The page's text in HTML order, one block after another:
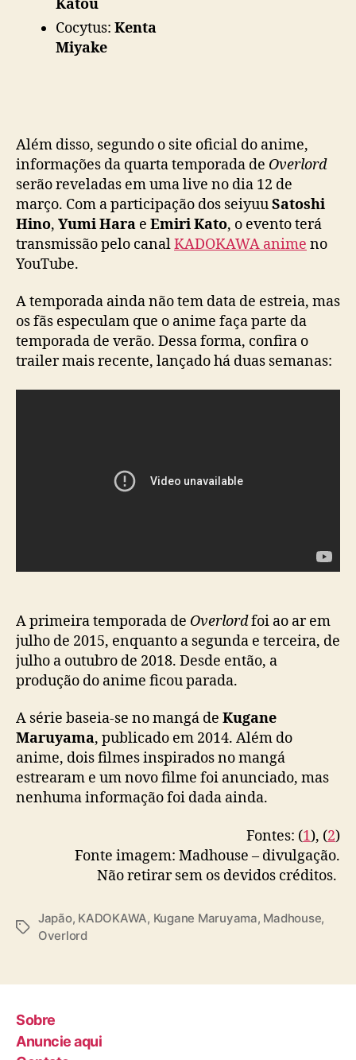
Katou
Cocytus: Kenta
Miyake
Além disso, segundo o site oficial do anime,
informações da quarta temporada de Overlord
serão reveladas em uma live no dia 12 de
março. Com a participação dos seiyuuSatoshi
Hino, Yumi Hara e Emiri Kato, o evento terá
transmissão pelo canalKADOKAWA anime no
YouTube.
A temporada ainda não tem data de estreia, mas
os fãs especulam que o anime faça parte da
temporada de verão. Dessa forma, confira o
trailer mais recente, lançado há duas semanas:
A primeira temporada de Overlordfoi ao ar em
julho de 2015, enquanto a segunda e terceira, de
julho a outubro de 2018. Desde então, a
produção do anime ficou parada.
A série baseia-se no mangá de Kugane
Maruyama, publicado em 2014. Além do
anime, dois filmes inspirados no mangá
estrearam e um novo filme foi anunciado, mas
nenhuma informação foi dada ainda.
Fontes: (1), (2)
Fonte imagem: Madhouse – divulgação.
Não retirar sem os devidos créditos.
T
Japão, KADOKAWA, Kugane Maruyama, Madhouse,
Overlord
Sobre
Anuncie aqui